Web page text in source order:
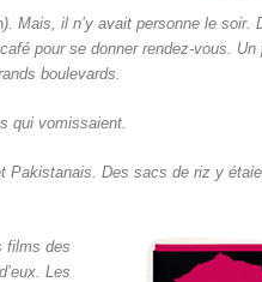
). Mais, il n’y avait personne le soir.
pour se donner rendez-vous.
boulevards.
qui vomissaient.
Pakistanais. Des sacs de riz y
films des
Les